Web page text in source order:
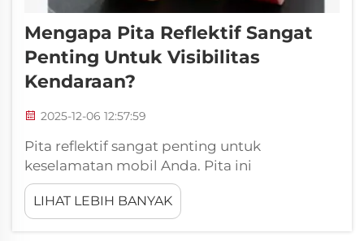
Mengapa Pita Reflektif Sangat
Penting Untuk Visibilitas
Kendaraan?
2025-12-06 12:57:59
Pita reflektif sangat penting untuk
keselamatan mobil Anda. Pita ini
memudahkan pengemudi lain melihat
mobil, truk, dan kendaraan lain terutama saat
gelap atau berkabut. Xiangying
LIHAT LEBIH BANYAK